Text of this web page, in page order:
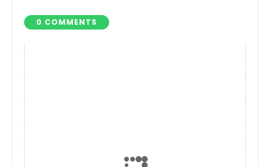
0 COMMENTS